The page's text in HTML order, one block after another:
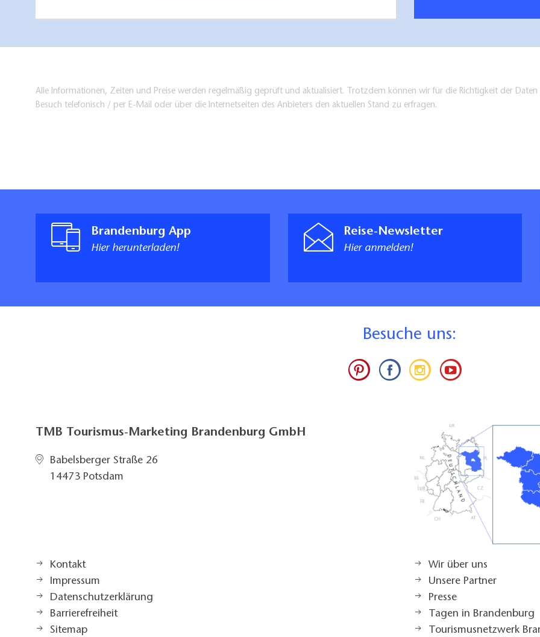
Alle Informationen, Zeiten und Preise werden regelmäßig geprüft und aktualisiert. Trotzdem können wir für die Richtigkeit der
Besuch telefonisch / per E-Mail oder über die Internetseiten des Anbieters den aktuellen Stand zu erfragen.
Brandenburg App
Hier herunterladen!
Reise-Newsletter
Hier anmelden!
Besuche uns:
TMB Tourismus-Marketing Brandenburg GmbH
Babelsberger Straße 26
14473 Potsdam
Kontakt
Impressum
Datenschutzerklärung
Barrierefreiheit
Sitemap
Wir über uns
Unsere Partner
Presse
Tagen in Brandenburg
Tourismusnetzwerk